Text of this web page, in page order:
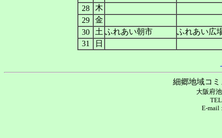
28
木
29
金
30
土 ふれあい朝市
ふれあい広
31
日
細郷地域コ
大阪府
E-mail